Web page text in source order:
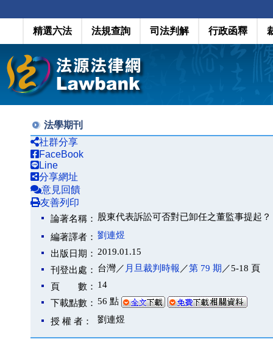
精選六法 法規查詢 司法判解 行政函釋
法學期刊
社群分享
FaceBook
Line
分享網址
意見回饋
友善列印
論著名稱： 股東代表訴訟可否對已卸任之董監事提起
編著譯者： 劉連煜
出版日期： 2019.01.15
刊登出處： 台灣／ 月旦裁判時報 ／第 79 期 ／5-18 頁
頁 數： 14
下載點數： 56 點
授 權 者： 劉連煜